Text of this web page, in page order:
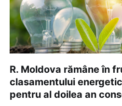
R. Moldova rămâne în
clasamentului
pentru al doilea an